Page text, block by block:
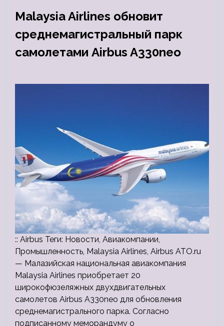
Malaysia Airlines обновит
среднемагистральный парк
самолетами Airbus A330neo
:: Airbus Теги: Новости, Авиакомпании,
Промышленность, Malaysia Airlines, Airbus ATO.ru
— Малазийская национальная авиакомпания
Malaysia Airlines приобретает 20
широкофюзеляжных двухдвигательных
самолетов Airbus A330neo для обновления
среднемагистрального парка. Согласно
подписанному меморандуму о